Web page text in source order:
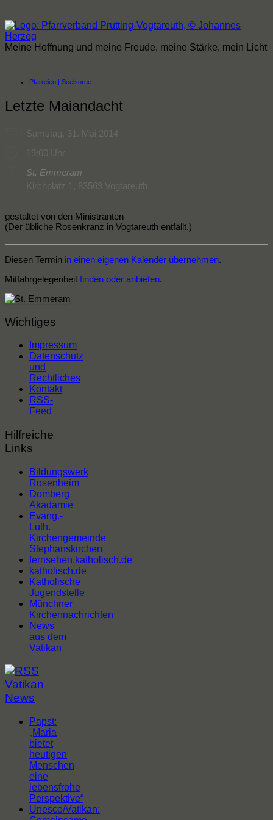
Inhalt
springen
Meine Hoffnung und meine Freude, meine Stärke, mein Licht
Pfarreien | Seelsorge
Letzte Maiandacht
Samstag, 31. Mai 2014
19:00 Uhr
St. Emmeram
Kirchplatz 1, 83569 Vogtareuth
gestaltet von den Ministranten
(Der übliche Rosenkranz in Vogtareuth entfällt.)
Diesen Termin in einen eigenen Kalender übernehmen.
Mitfahrgelegenheit finden oder anbieten.
Wichtiges
Impressum
Datenschutz
und
Rechtliches
Kontakt
RSS-
Feed
Hilfreiche
Links
Bildungswerk
Rosenheim
Domberg
Akadamie
Evang.-
Luth.
Kirchengemeinde
Stephanskirchen
fernsehen.katholisch.de
katholisch.de
Katholische
Jugendstelle
Münchner
Kirchennachrichten
News
aus dem
Vatikan
Vatikan
News
Papst:
„Maria
bietet
heutigen
Menschen
eine
lebensfrohe
Perspektive“
Unesco/Vatikan: